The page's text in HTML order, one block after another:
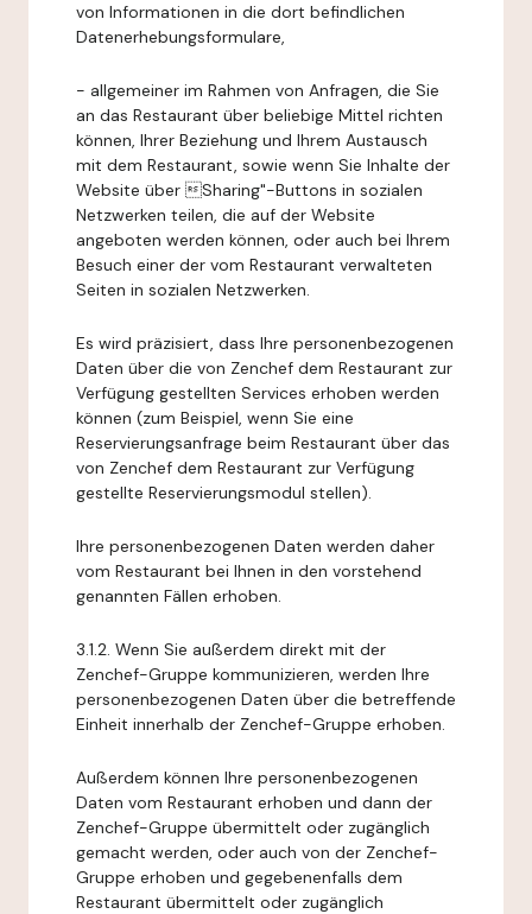
von Informationen in die dort befindlichen
Datenerhebungsformulare,
- allgemeiner im Rahmen von Anfragen, die Sie
an das Restaurant über beliebige Mittel richten
können, Ihrer Beziehung und Ihrem Austausch
mit dem Restaurant, sowie wenn Sie Inhalte der
Website über Sharing"-Buttons in sozialen
Netzwerken teilen, die auf der Website
angeboten werden können, oder auch bei Ihrem
Besuch einer der vom Restaurant verwalteten
Seiten in sozialen Netzwerken.
Es wird präzisiert, dass Ihre personenbezogenen
Daten über die von Zenchef dem Restaurant zur
Verfügung gestellten Services erhoben werden
können (zum Beispiel, wenn Sie eine
Reservierungsanfrage beim Restaurant über das
von Zenchef dem Restaurant zur Verfügung
gestellte Reservierungsmodul stellen).
Ihre personenbezogenen Daten werden daher
vom Restaurant bei Ihnen in den vorstehend
genannten Fällen erhoben.
3.1.2. Wenn Sie außerdem direkt mit der
Zenchef-Gruppe kommunizieren, werden Ihre
personenbezogenen Daten über die betreffende
Einheit innerhalb der Zenchef-Gruppe erhoben.
Außerdem können Ihre personenbezogenen
Daten vom Restaurant erhoben und dann der
Zenchef-Gruppe übermittelt oder zugänglich
gemacht werden, oder auch von der Zenchef-
Gruppe erhoben und gegebenenfalls dem
Restaurant übermittelt oder zugänglich